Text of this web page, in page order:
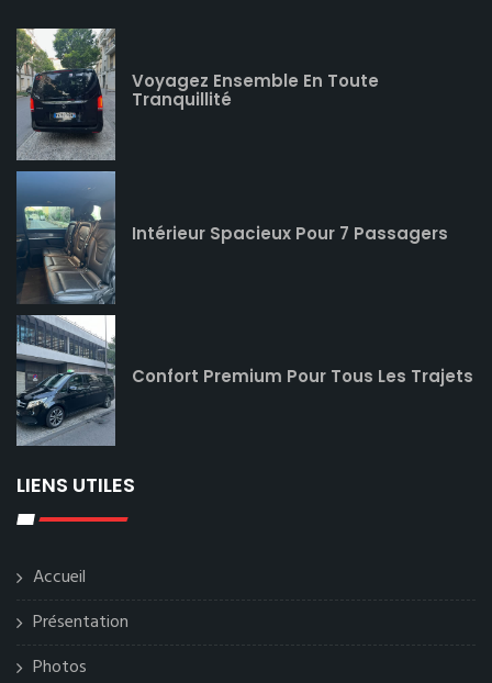
Voyagez Ensemble En Toute
Tranquillité
Intérieur Spacieux Pour 7 Passagers
Confort Premium Pour Tous Les Trajets
LIENS UTILES
Accueil
Présentation
Photos